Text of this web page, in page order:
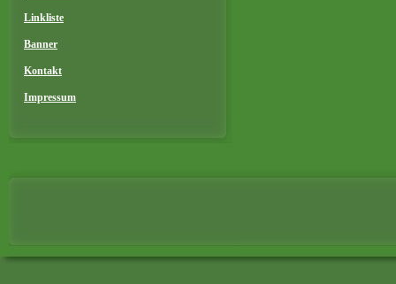
Linkliste
Banner
Kontakt
Impressum